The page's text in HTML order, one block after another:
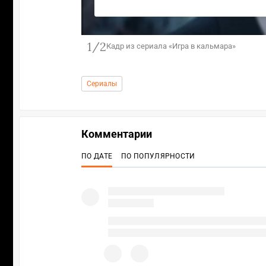
1/2Кадр из сериала «Игра в кальмара»
Сериалы
Комментарии
ПО ДАТЕ ПО ПОПУЛЯРНОСТИ